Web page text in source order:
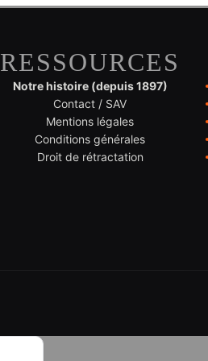
RESSOURCES
Notre histoire (depuis 1897)
Contact / SAV
Mentions légales
Conditions générales
Droit de rétractation